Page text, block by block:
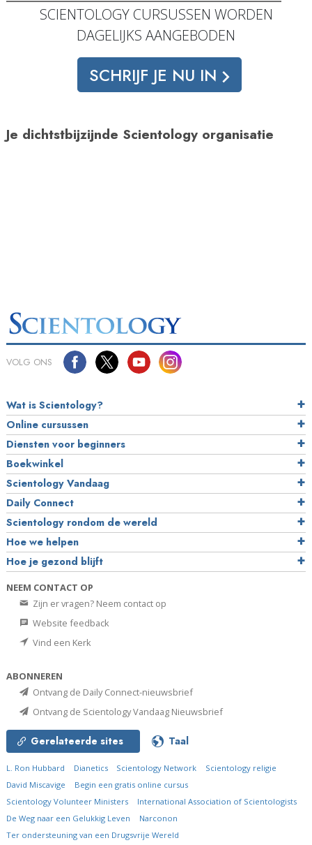
SCIENTOLOGY CURSUSSEN WORDEN
DAGELIJKS AANGEBODEN
SCHRIJF JE NU IN
Je dichtstbijzijnde Scientology organisatie
VOLG ONS
Wat is Scientology?
Online cursussen
Diensten voor beginners
Boekwinkel
Scientology Vandaag
Daily Connect
Scientology rondom de wereld
Hoe we helpen
Hoe je gezond blijft
NEEM CONTACT OP
Zijn er vragen? Neem contact op
Website feedback
Vind een Kerk
ABONNEREN
Ontvang de Daily Connect-nieuwsbrief
Ontvang de Scientology Vandaag Nieuwsbrief
Gerelateerde sites Taal
L. Ron Hubbard Dianetics Scientology Network
Scientology religie
David Miscavige
Begin een gratis online cursus
Scientology Volunteer Ministers
International Association of Scientologists
De Weg naar een Gelukkig Leven
Narconon
Ter ondersteuning van een Drugsvrije Wereld